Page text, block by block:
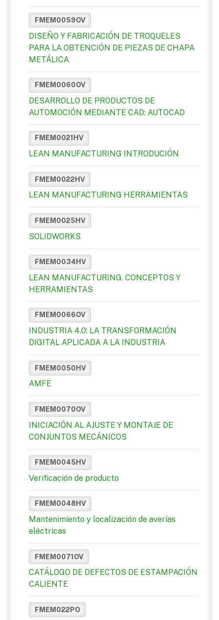
FMEM0059OV
DISEÑO Y FABRICACIÓN DE TROQUELES
PARA LA OBTENCIÓN DE PIEZAS DE CHAPA
METÁLICA
FMEM0060OV
DESARROLLO DE PRODUCTOS DE
AUTOMOCIÓN MEDIANTE CAD: AUTOCAD
FMEM0021HV
LEAN MANUFACTURING INTRODUCIÓN
FMEM0022HV
LEAN MANUFACTURING HERRAMIENTAS
FMEM0025HV
SOLIDWORKS
FMEM0034HV
LEAN MANUFACTURING. CONCEPTOS Y
HERRAMIENTAS
FMEM0066OV
INDUSTRIA 4.0: LA TRANSFORMACIÓN
DIGITAL APLICADA A LA INDUSTRIA
FMEM0050HV
AMFE
FMEM0070OV
INICIACIÓN AL AJUSTE Y MONTAJE DE
CONJUNTOS MECÁNICOS
FMEM0045HV
Verificación de producto
FMEM0048HV
Mantenimiento y localización de averías
eléctricas
FMEM0071OV
CATÁLOGO DE DEFECTOS DE ESTAMPACIÓN
CALIENTE
FMEM022PO